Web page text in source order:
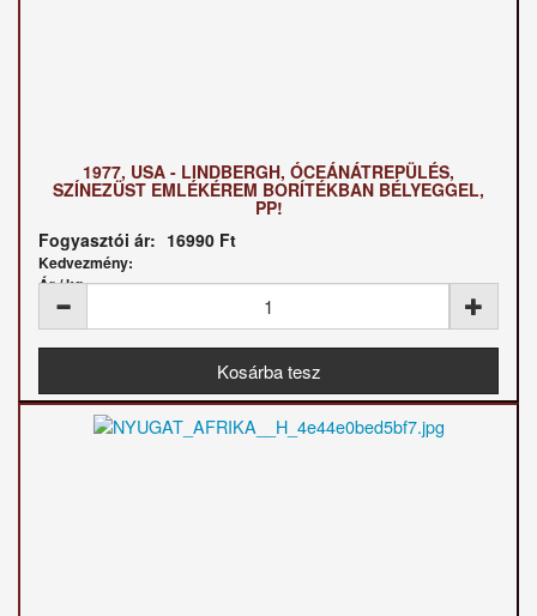
1977, USA - LINDBERGH, ÓCEÁNÁTREPÜLÉS,
SZÍNEZÜST EMLÉKÉREM BORÍTÉKBAN BÉLYEGGEL,
PP!
Fogyasztói ár: 16990 Ft
Kedvezmény:
Ár / kg: